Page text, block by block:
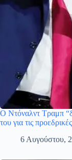
Ο Ντόναλντ Τραμπ
του για τις
6 Αυγούστου,